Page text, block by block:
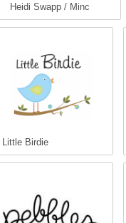
Heidi Swapp / Minc
Little Birdie